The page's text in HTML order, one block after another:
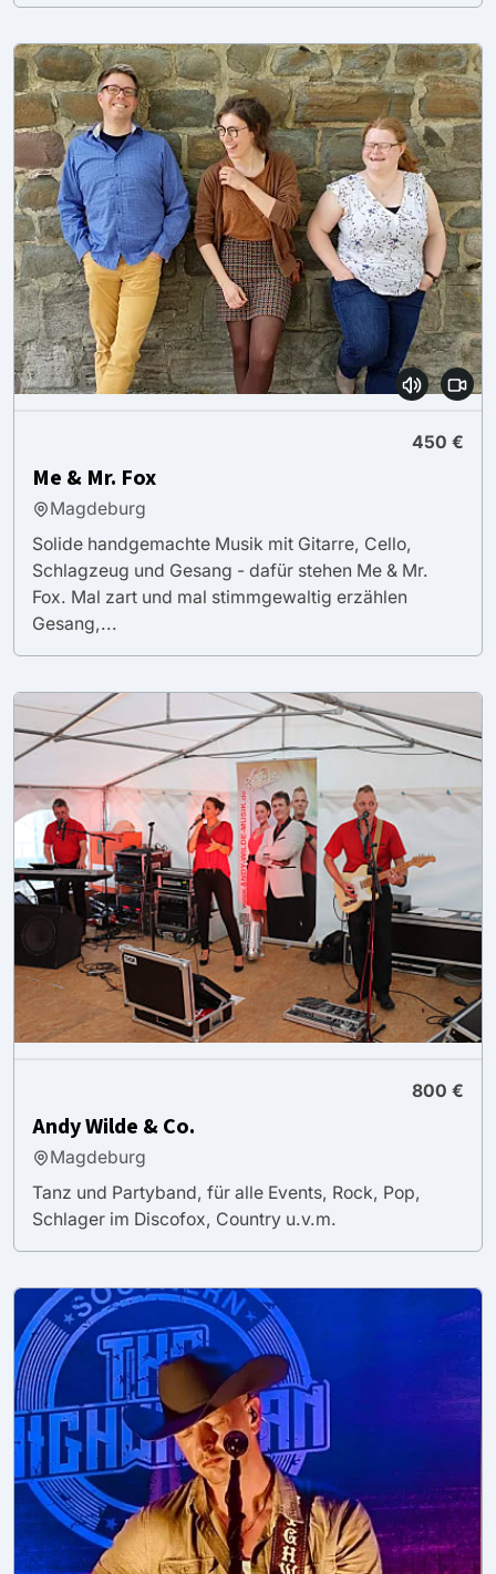
450 €
Me & Mr. Fox
Magdeburg
Solide handgemachte Musik mit Gitarre, Cello,
Schlagzeug und Gesang - dafür stehen Me & Mr.
Fox. Mal zart und mal stimmgewaltig erzählen
Gesang,...
800 €
Andy Wilde & Co.
Magdeburg
Tanz und Partyband, für alle Events, Rock, Pop,
Schlager im Discofox, Country u.v.m.